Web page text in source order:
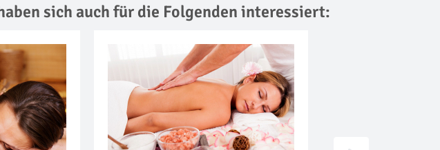
sich auch für die Folgenden interessiert: